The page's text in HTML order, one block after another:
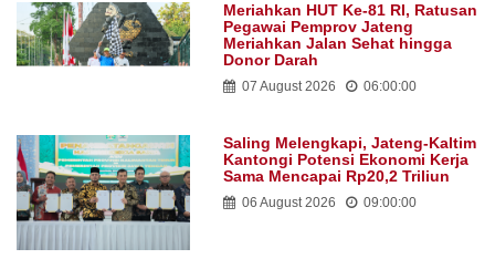
Meriahkan HUT Ke-81 RI, Ratusan
Pegawai Pemprov Jateng
Meriahkan Jalan Sehat hingga
Donor Darah
07 August 2026 06:00:00
Saling Melengkapi, Jateng-Kaltim
Kantongi Potensi Ekonomi Kerja
Sama Mencapai Rp20,2 Triliun
06 August 2026 09:00:00